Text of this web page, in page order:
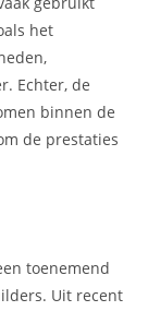
het
Echter, de
binnen de
de prestaties
toenemend
Uit recent